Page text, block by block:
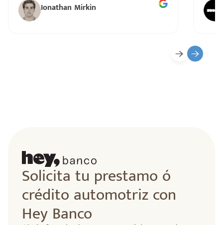
Ionathan Mirkin
Solicita tu prestamo ó
crédito automotriz con
Hey Banco